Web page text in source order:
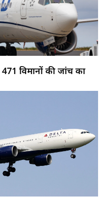
विमानों की जांच का